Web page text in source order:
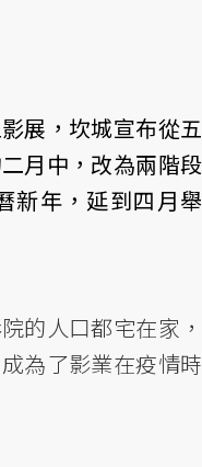
展，坎城宣布從五
月中，改為兩階段
新年，延到四月舉
的人口都宅在家，
為了影業在疫情時